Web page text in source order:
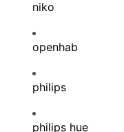
niko
openhab
philips
philips hue